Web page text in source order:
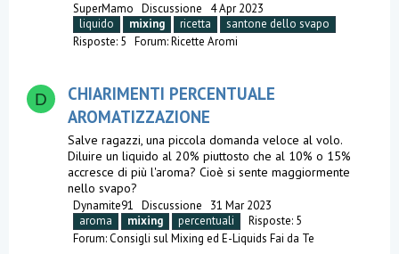
SuperMamo Discussione
4 Apr 2023
liquido
mixing ricetta
santone dello svapo
Risposte: 5 Forum:Ricette Aromi
D
CHIARIMENTI PERCENTUALE
AROMATIZZAZIONE
Salve ragazzi, una piccola domanda veloce al volo.
Diluire un liquido al 20% piuttosto che al 10% o 15%
accresce di più l'aroma? Cioè si sente maggiormente
nello svapo?
Dynamite91 Discussione
31 Mar 2023
aroma
mixing percentuali
Risposte: 5
Forum:Consigli sul Mixing ed E-Liquids Fai da Te